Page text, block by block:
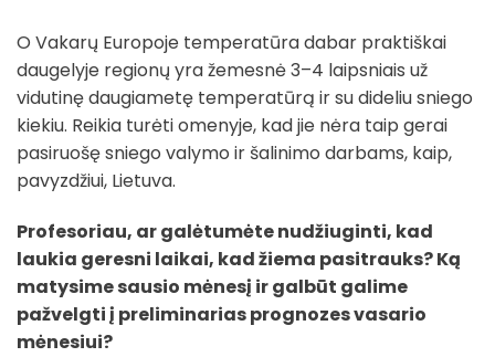
O Vakarų Europoje temperatūra dabar praktiškai
daugelyje regionų yra žemesnė 3–4 laipsniais už
vidutinę daugiametę temperatūrą ir su dideliu sniego
kiekiu. Reikia turėti omenyje, kad jie nėra taip gerai
pasiruošę sniego valymo ir šalinimo darbams, kaip,
pavyzdžiui, Lietuva.
Profesoriau, ar galėtumėte nudžiuginti, kad
laukia geresni laikai, kad žiema pasitrauks? Ką
matysime sausio mėnesį ir galbūt galime
pažvelgti į preliminarias prognozes vasario
mėnesiui?